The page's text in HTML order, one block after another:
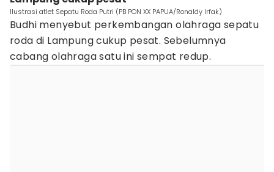
Ilustrasi atlet Sepatu Roda Putri (PB PON XX PAPUA/Ronaldy Irfak)
Budhi menyebut perkembangan olahraga sepatu
roda di Lampung cukup pesat. Sebelumnya
cabang olahraga satu ini sempat redup.